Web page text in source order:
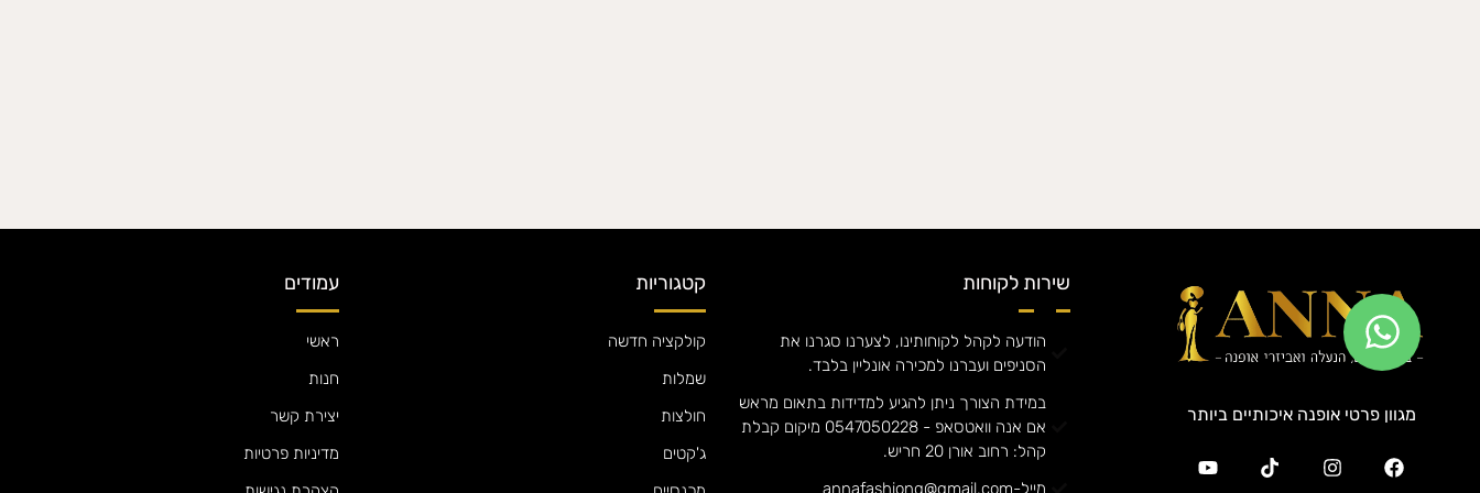
מגוון פרטי אופנה איכותיים ביותר
שירות לקוחות
הודעה לקהל לקוחותינו, לצערנו סגרנו את
הסניפים ועברנו למכירה אונליין בלבד.
במידת הצורך ניתן להגיע למדידות בתאום מראש
אם אנה וואטסאפ - 0547050228 מיקום קבלת
קהל: רחוב אורן 20 חריש.
מייל-annafashiong@gmail.com
קטגוריות
קולקציה חדשה
שמלות
חולצות
ג'קטים
עמודים
ראשי
חנות
יצירת קשר
מדיניות פרטיות